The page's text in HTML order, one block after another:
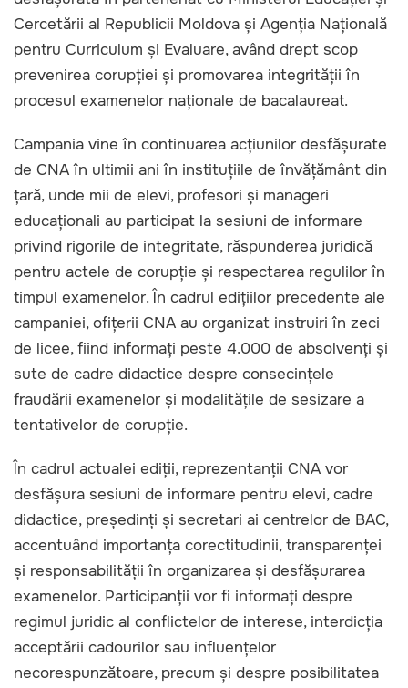
Cercetării al Republicii Moldova și Agenția Națională
pentru Curriculum și Evaluare, având drept scop
prevenirea corupției și promovarea integrității în
procesul examenelor naționale de bacalaureat.
Campania vine în continuarea acțiunilor desfășurate
de CNA în ultimii ani în instituțiile de învățământ din
țară, unde mii de elevi, profesori și manageri
educaționali au participat la sesiuni de informare
privind rigorile de integritate, răspunderea juridică
pentru actele de corupție și respectarea regulilor în
timpul examenelor. În cadrul edițiilor precedente ale
campaniei, ofițerii CNA au organizat instruiri în zeci
de licee, fiind informați peste 4.000 de absolvenți și
sute de cadre didactice despre consecințele
fraudării examenelor și modalitățile de sesizare a
tentativelor de corupție.
În cadrul actualei ediții, reprezentanții CNA vor
desfășura sesiuni de informare pentru elevi, cadre
didactice, președinți și secretari ai centrelor de BAC,
accentuând importanța corectitudinii, transparenței
și responsabilității în organizarea și desfășurarea
examenelor. Participanții vor fi informați despre
regimul juridic al conflictelor de interese, interdicția
acceptării cadourilor sau influențelor
necorespunzătoare, precum și despre posibilitatea